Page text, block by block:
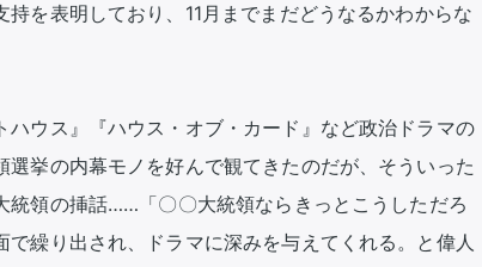
持を表明しており、11月までまだどうなるかわからな
ハウス』『ハウス・オブ・カード』など政治ドラマの
選挙の内幕モノを好んで観てきたのだが、そういった
統領の挿話……「〇〇大統領ならきっとこうしただろ
で繰り出され、ドラマに深みを与えてくれる。と偉人